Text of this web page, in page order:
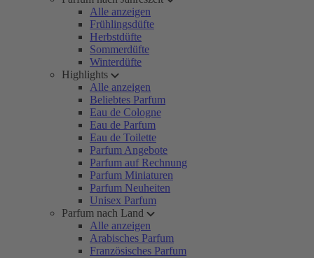
Alle anzeigen
Frühlingsdüfte
Herbstdüfte
Sommerdüfte
Winterdüfte
Highlights
Alle anzeigen
Beliebtes Parfum
Eau de Cologne
Eau de Parfum
Eau de Toilette
Parfum Angebote
Parfum auf Rechnung
Parfum Miniaturen
Parfum Neuheiten
Unisex Parfum
Parfum nach Land
Alle anzeigen
Arabisches Parfum
Französisches Parfum